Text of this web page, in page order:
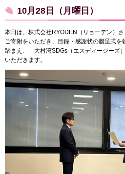
10月28日（月曜日）
本日は、株式会社RYODEN（リョーデン）
ご寄附をいただき、目録・感謝状の贈呈式
踏まえ、「大村湾SDGs（エスディージーズ
いただきます。